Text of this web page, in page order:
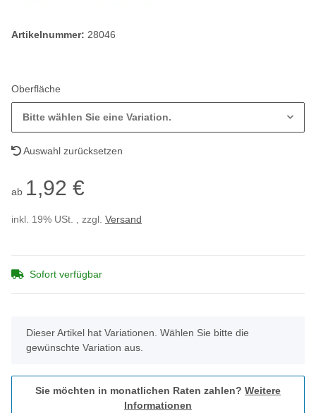
Artikelnummer: 28046
Oberfläche
Bitte wählen Sie eine Variation.
Auswahl zurücksetzen
ab 1,92 €
inkl. 19% USt. , zzgl. Versand
Sofort verfügbar
x
Dieser Artikel hat Variationen. Wählen Sie bitte die
gewünschte Variation aus.
Sie möchten in monatlichen Raten zahlen? Weitere
Informationen